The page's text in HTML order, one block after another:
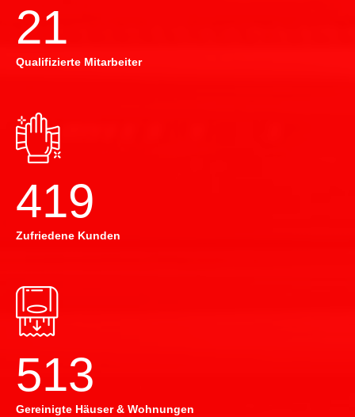
22
Qualifizierte Mitarbeiter
420
Zufriedene Kunden
514
Gereinigte Häuser & Wohnungen